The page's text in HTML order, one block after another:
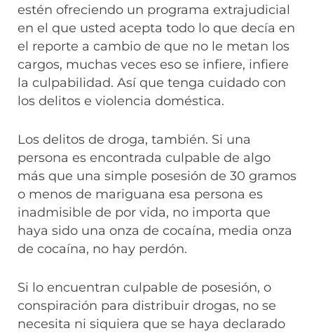
estén ofreciendo un programa extrajudicial
en el que usted acepta todo lo que decía en
el reporte a cambio de que no le metan los
cargos, muchas veces eso se infiere, infiere
la culpabilidad. Así que tenga cuidado con
los delitos e violencia doméstica.
Los delitos de droga, también. Si una
persona es encontrada culpable de algo
más que una simple posesión de 30 gramos
o menos de mariguana esa persona es
inadmisible de por vida, no importa que
haya sido una onza de cocaína, media onza
de cocaína, no hay perdón.
Si lo encuentran culpable de posesión, o
conspiración para distribuir drogas, no se
necesita ni siquiera que se haya declarado